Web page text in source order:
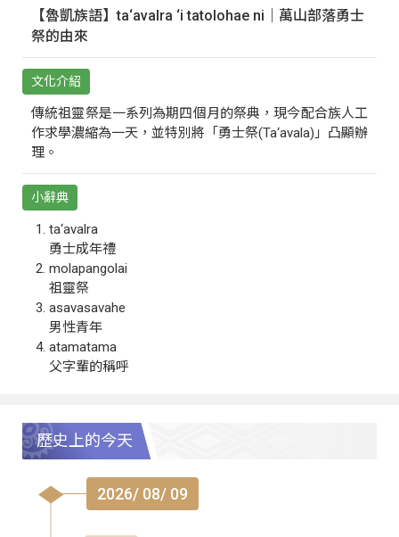
【魯凱族語】ta‘avalra ‘i tatolohae ni｜萬山部落勇士
祭的由來
文化介紹
傳統祖靈祭是一系列為期四個月的祭典，現今配合族人工
作求學濃縮為一天，並特別將「勇士祭(Ta‘avala)」凸顯辦
理。
小辭典
ta‘avalra
勇士成年禮
molapangolai
祖靈祭
asavasavahe
男性青年
atamatama
父字輩的稱呼
歷史上的今天
2026/ 08/ 09